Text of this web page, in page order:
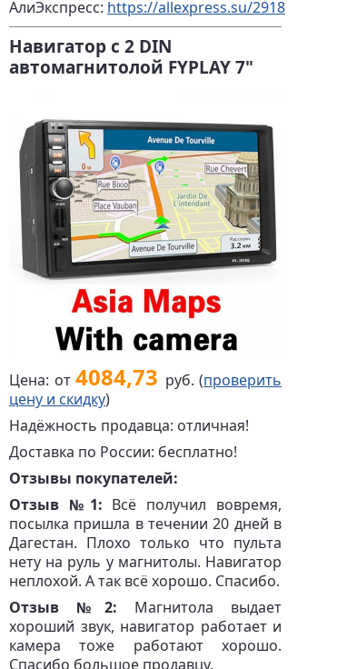
АлиЭкспресс: https://allexpress.su/2918
Навигатор с 2 DIN
автомагнитолой FYPLAY 7"
Цена: от 4084,73 руб. (проверить
цену и скидку)
Надёжность продавца: отличная!
Доставка по России: бесплатно!
Отзывы покупателей:
Отзыв №1: Всё получил вовремя,
посылка пришла в течении 20 дней в
Дагестан. Плохо только что пульта
нету на руль у магнитолы. Навигатор
неплохой. А так всё хорошо. Спасибо.
Отзыв №2: Магнитола выдает
хороший звук, навигатор работает и
камера тоже работают хорошо.
Спасибо большое продавцу.